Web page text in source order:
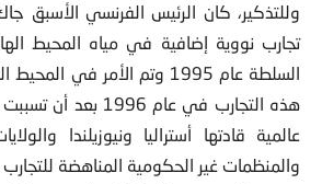
وللتذكير، كان الرئيس الفرنسي الأسبق
تجارب نووية إضافية في مياه المحيط
السلطة عام 1995 وتم الأمر
هذه التجارب في عام
عالمية قادتها أستراليا ونيوزيلندا
والمنظمات غير الحكومية المناهضة للتجارب